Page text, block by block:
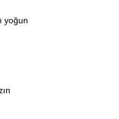
yoğun